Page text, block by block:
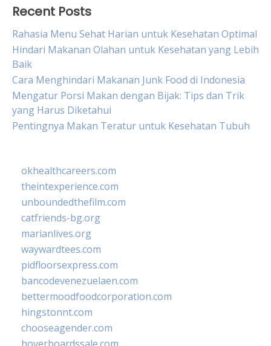
Recent Posts
Rahasia Menu Sehat Harian untuk Kesehatan Optimal
Hindari Makanan Olahan untuk Kesehatan yang Lebih
Baik
Cara Menghindari Makanan Junk Food di Indonesia
Mengatur Porsi Makan dengan Bijak: Tips dan Trik
yang Harus Diketahui
Pentingnya Makan Teratur untuk Kesehatan Tubuh
okhealthcareers.com
theintexperience.com
unboundedthefilm.com
catfriends-bg.org
marianlives.org
waywardtees.com
pidfloorsexpress.com
bancodevenezuelaen.com
bettermoodfoodcorporation.com
hingstonnt.com
chooseagender.com